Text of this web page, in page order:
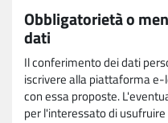
Obbligatorietà o
dati
Il conferimento dei dati
iscrivere alla piattaforma
con essa proposte.
per l'interessato di